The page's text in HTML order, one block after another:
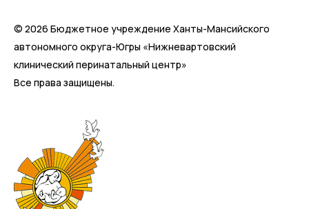
© 2026 Бюджетное учреждение Ханты-Мансийского
автономного округа-Югры «Нижневартовский
клинический перинатальный центр»
Все права защищены.